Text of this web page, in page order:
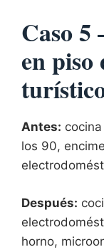
Caso
en
Antes:
los 90,
Después:
horno,